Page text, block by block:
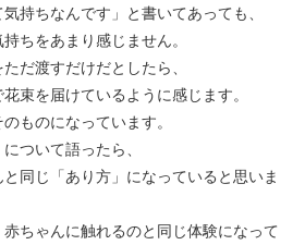
持ちなんです」と書いてあっても、
ちをあまり感じません。
だ渡すだけだとしたら、
束を届けているように感じます。
ものになっています。
ついて語ったら、
同じ「あり方」になっていると思いま
ちゃんに触れるのと同じ体験になって